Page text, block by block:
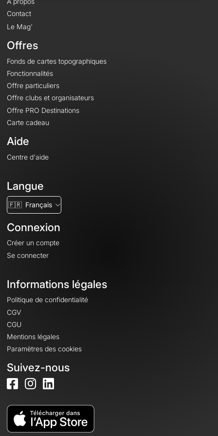
Contact
Le Mag'
Offres
Fonds de cartes topographiques
Fonctionnalités
Offre particuliers
Offre clubs et organisateurs
Offre PRO Destinations
Carte cadeau
Aide
Centre d'aide
Langue
🇫🇷 Français
Connexion
Créer un compte
Se connecter
Informations légales
Politique de confidentialité
CGV
CGU
Mentions légales
Paramètres des cookies
Suivez-nous